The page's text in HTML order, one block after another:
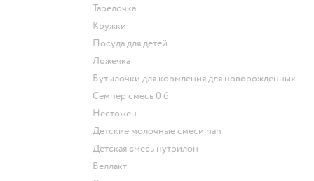
тарелочка
кружки
посуда для детей
ложечка
бутылочки для кормления для новорожденных
семпер смесь 0 6
нестожен
Детские молочные смеси nan
детская смесь нутрилон
беллакт